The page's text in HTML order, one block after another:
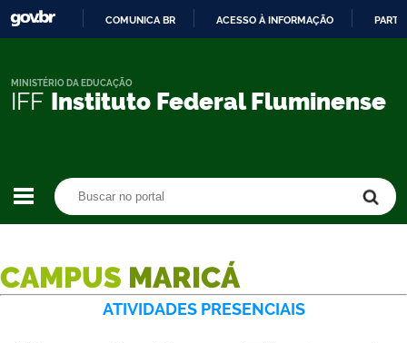
CONTEÚDO
COMUNICA BR ACESSO À INFORMAÇÃO
IFF Instituto Federal Fluminense
MINISTÉRIO DA EDUCAÇÃO
CAMPUS MARICÁ
ATIVIDADES PRESENCIAIS